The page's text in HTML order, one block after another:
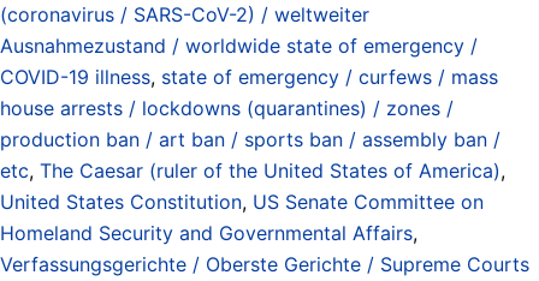
(coronavirus / SARS-CoV-2) / weltweiter
Ausnahmezustand / worldwide state of emergency /
COVID-19 illness, state of emergency / curfews / mass
house arrests / lockdowns (quarantines) / zones /
production ban / art ban / sports ban / assembly ban /
etc, The Caesar (ruler of the United States of America),
United States Constitution, US Senate Committee on
Homeland Security and Governmental Affairs,
Verfassungsgerichte / Oberste Gerichte / Supreme Courts